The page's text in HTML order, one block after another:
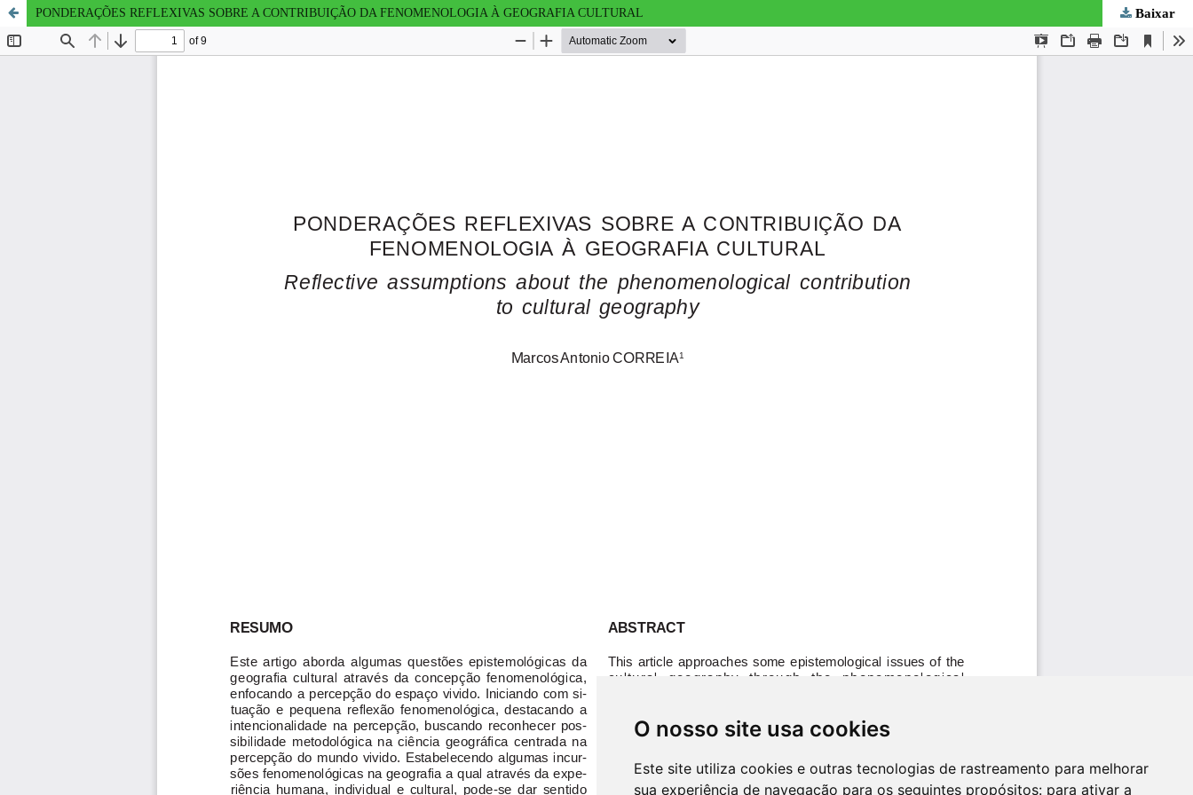
O nosso site usa cookies
Este site utiliza cookies e outras tecnologias de rastreamento para melhorar
sua experiência de navegação para os seguintes propósitos: para ativar a
PONDERAÇÕES REFLEXIVAS SOBRE A CONTRIBUIÇÃO DA FENOMENOLOGIA À GEOGRAFIA CULTURAL Baixar